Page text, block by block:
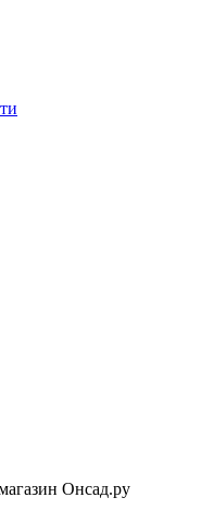
Онсад.ру